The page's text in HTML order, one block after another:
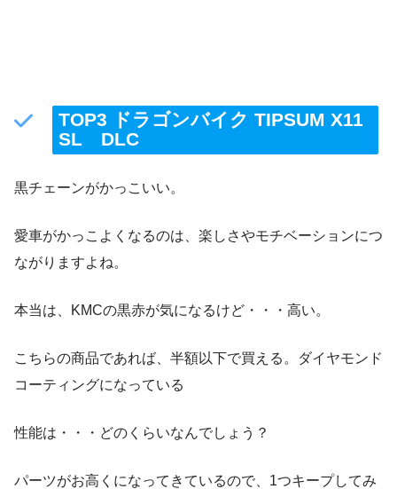
TOP3 ドラゴンバイク TIPSUM X11
SL DLC
黒チェーンがかっこいい。
愛車がかっこよくなるのは、楽しさやモチベーションにつ
ながりますよね。
本当は、KMCの黒赤が気になるけど・・・高い。
こちらの商品であれば、半額以下で買える。ダイヤモンド
コーティングになっている
性能は・・・どのくらいなんでしょう？
パーツがお高くになってきているので、1つキープしてみ